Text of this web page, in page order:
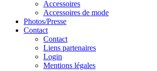
Accessoires
Accessoires de mode
Photos/Presse
Contact
Contact
Liens partenaires
Login
Mentions légales